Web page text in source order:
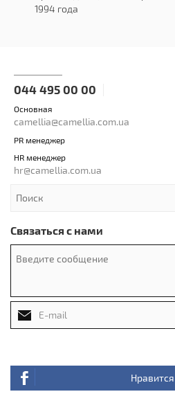
1994 года
044 495 00 00
Основная
camellia@camellia.com.ua
PR менеджер
HR менеджер
hr@camellia.com.ua
Связаться с нами
Нравится